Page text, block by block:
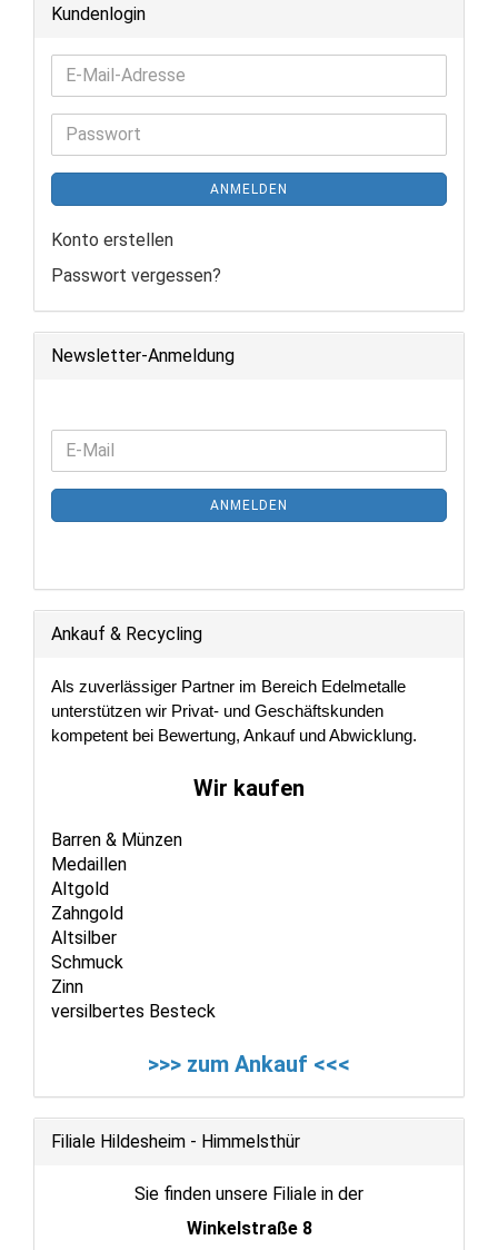
Kundenlogin
E-
Mail-
Adresse
Passwort
ANMELDEN
Konto erstellen
Passwort vergessen?
Newsletter-Anmeldung
WEITER
NEWSLETTER-
ANMELDUNG
E-
Mail
ANMELDEN
Ankauf & Recycling
Als zuverlässiger Partner im Bereich Edelmetalle
unterstützen wir Privat- und Geschäftskunden
kompetent bei Bewertung, Ankauf und Abwicklung.
Wir kaufen
Barren & Münzen
Medaillen
Altgold
Zahngold
Altsilber
Schmuck
Zinn
versilbertes Besteck
>>> zum Ankauf <<<
Filiale Hildesheim - Himmelsthür
Sie finden unsere Filiale in der
Winkelstraße 8